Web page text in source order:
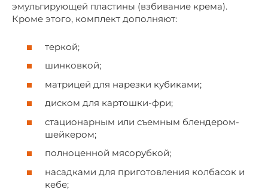
эмульгирующей пластины (взбивание крема).
Кроме этого, комплект дополняют:
теркой;
шинковкой;
матрицей для нарезки кубиками;
диском для картошки-фри;
стационарным или съемным блендером-
шейкером;
полноценной мясорубкой;
насадками для приготовления колбасок и
кебе;